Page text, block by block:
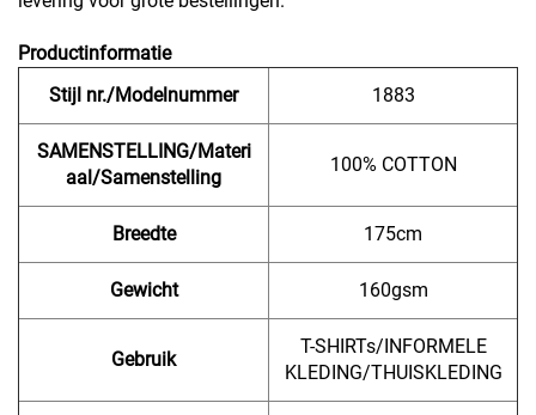
Productinformatie
Stijl nr./Modelnummer
1883
SAMENSTELLING/Materi
aal/Samenstelling
100% COTTON
Breedte 175cm
Gewicht 160gsm
Gebruik
T-SHIRTs/INFORMELE
KLEDING/THUISKLEDING